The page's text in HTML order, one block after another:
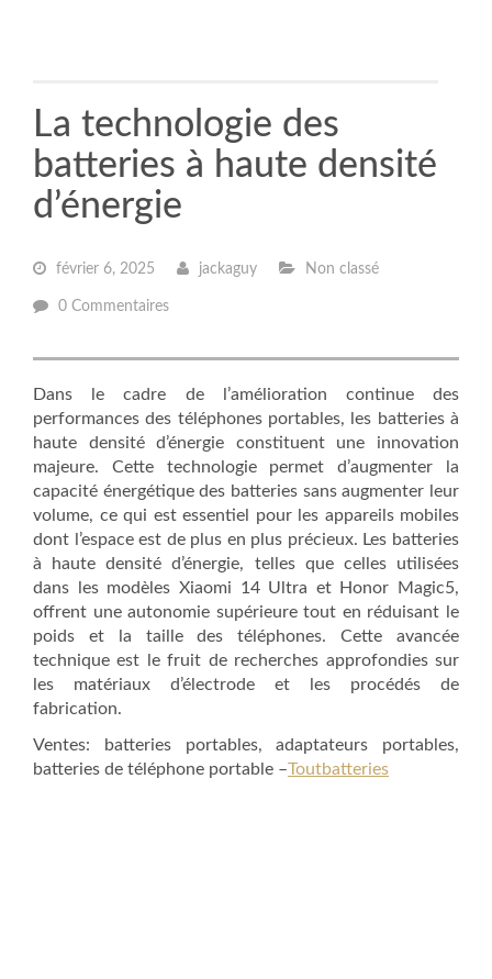
La technologie des
batteries à haute densité
d’énergie
février 6, 2025 jackaguy Non classé
0 Commentaires
Dans le cadre de l’amélioration continue des
performances des téléphones portables, les batteries à
haute densité d’énergie constituent une innovation
majeure. Cette technologie permet d’augmenter la
capacité énergétique des batteries sans augmenter leur
volume, ce qui est essentiel pour les appareils mobiles
dont l’espace est de plus en plus précieux. Les batteries
à haute densité d’énergie, telles que celles utilisées
dans les modèles Xiaomi 14 Ultra et Honor Magic5,
offrent une autonomie supérieure tout en réduisant le
poids et la taille des téléphones. Cette avancée
technique est le fruit de recherches approfondies sur
les matériaux d’électrode et les procédés de
fabrication.
Ventes: batteries portables, adaptateurs portables,
batteries de téléphone portable –Toutbatteries